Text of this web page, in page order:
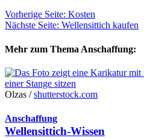
Vorherige Seite: Kosten
Nächste Seite: Wellensittich kaufen
Mehr zum Thema Anschaffung:
Olzas /shutterstock.com
Anschaffung
Wellensittich-Wissen